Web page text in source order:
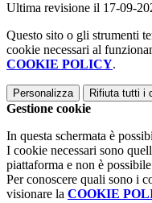
Ultima revisione il 17-09-
Questo sito o gli strumenti
cookie necessari al
COOKIE POLICY.
Personalizza Rifiuta tutti i
Gestione cookie
In questa schermata è
I cookie necessari sono
piattaforma e non è
Per conoscere quali sono i
visionare la COOKIE